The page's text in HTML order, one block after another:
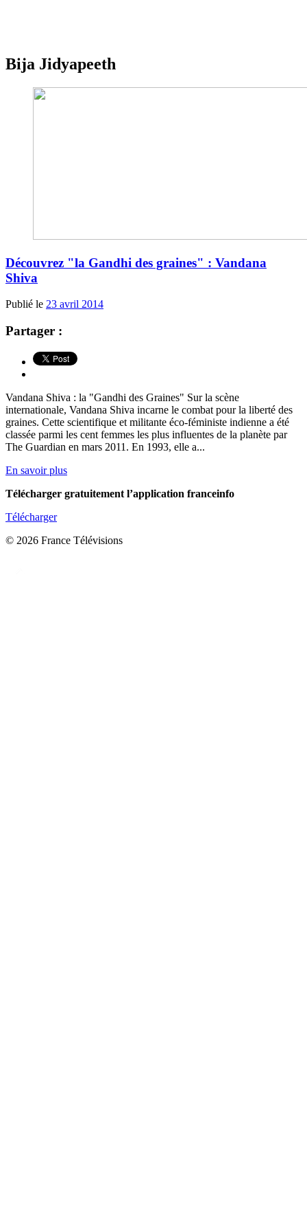
Bija Jidyapeeth
Découvrez "la Gandhi des graines" : Vandana
Shiva
Publié le 23 avril 2014
Partager :
Vandana Shiva : la "Gandhi des Graines" Sur la scène
internationale, Vandana Shiva incarne le combat pour la liberté des
graines. Cette scientifique et militante éco-féministe indienne a été
classée parmi les cent femmes les plus influentes de la planète par
The Guardian en mars 2011. En 1993, elle a...
En savoir plus
Télécharger gratuitement l’application franceinfo
Télécharger
© 2026 France Télévisions